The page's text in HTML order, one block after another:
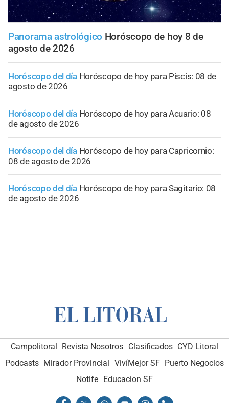
Panorama astrológico Horóscopo de hoy 8 de
agosto de 2026
Horóscopo del día Horóscopo de hoy para Piscis: 08 de
agosto de 2026
Horóscopo del día Horóscopo de hoy para Acuario: 08
de agosto de 2026
Horóscopo del día Horóscopo de hoy para Capricornio:
08 de agosto de 2026
Horóscopo del día Horóscopo de hoy para Sagitario: 08
de agosto de 2026
Campolitoral Revista Nosotros Clasificados CYD Litoral
Podcasts Mirador Provincial VivíMejor SF Puerto Negocios
Notife
Educacion SF